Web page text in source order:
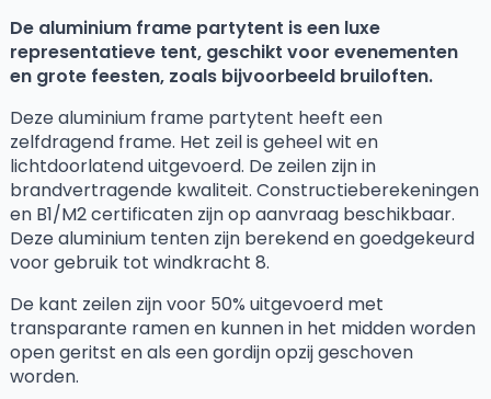
De aluminium frame partytent is een luxe
representatieve tent, geschikt voor evenementen
en grote feesten, zoals bijvoorbeeld bruiloften.
Deze aluminium frame partytent heeft een
zelfdragend frame. Het zeil is geheel wit en
lichtdoorlatend uitgevoerd. De zeilen zijn in
brandvertragende kwaliteit. Constructieberekeningen
en B1/M2 certificaten zijn op aanvraag beschikbaar.
Deze aluminium tenten zijn berekend en goedgekeurd
voor gebruik tot windkracht 8.
De kant zeilen zijn voor 50% uitgevoerd met
transparante ramen en kunnen in het midden worden
open geritst en als een gordijn opzij geschoven
worden.